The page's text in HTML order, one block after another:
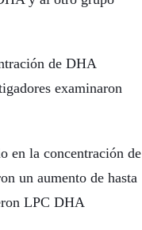
de DHA
examinaron
en la concentración de
un aumento de hasta
LPC DHA